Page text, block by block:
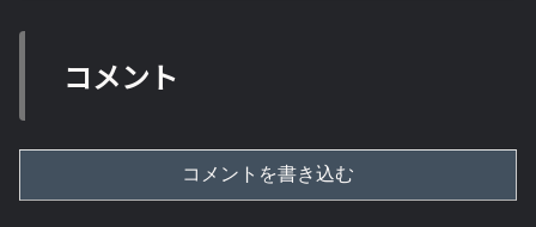
コメント
コメントを書き込む